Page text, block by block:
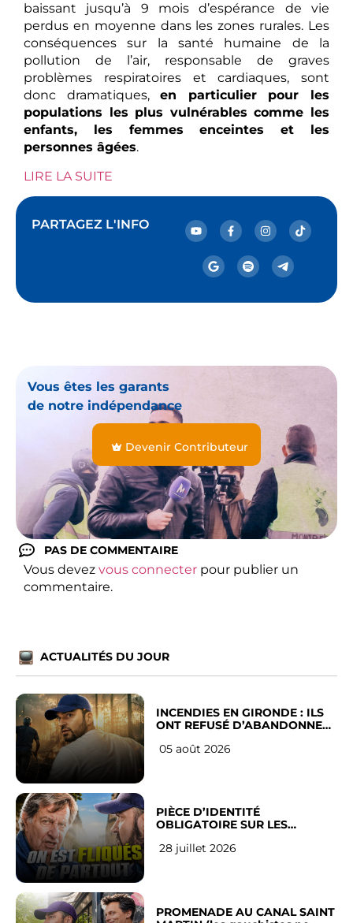
baissant jusqu’à 9 mois d’espérance de vie
perdus en moyenne dans les zones rurales. Les
conséquences sur la santé humaine de la
pollution de l’air, responsable de graves
problèmes respiratoires et cardiaques, sont
donc dramatiques,en particulier pour les
populations les plus vulnérables comme les
enfants, les femmes enceintes et les
personnes âgées.
LIRE LA SUITE
PARTAGEZ L'INFO
Vous êtes les garants
de notre indépendance
Devenir Contributeur
PAS DE COMMENTAIRE
Vous devez vous connecter pour publier un
commentaire.
ACTUALITÉS DU JOUR
INCENDIES EN GIRONDE : ILS
ONT REFUSÉ D’ABANDONNER
05 août 2026
PIÈCE D’IDENTITÉ
OBLIGATOIRE SUR LES
Français
28 juillet 2026
PROMENADE AU CANAL SAINT